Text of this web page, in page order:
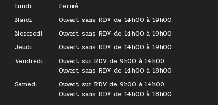
Lundi
Fermé
Mardi
Ouvert sans RDV de 14h00 à 19h00
Mercredi
Ouvert sans RDV de 14h00 à 19h00
Jeudi
Ouvert sans RDV de 14h00 à 19h00
Vendredi
Ouvert sur RDV de 9h00 à 14h00
Ouvert sans RDV de 14h00 à 18h00
Samedi
Ouvert sur RDV de 9h00 à 14h00
Ouvert sans RDV de 14h00 à 18h00